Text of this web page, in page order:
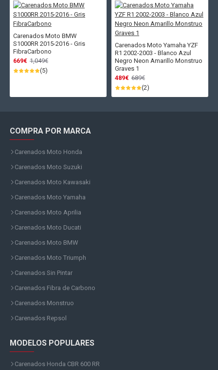
Carenados Moto BMW
S1000RR 2015-2016 - Gris
FibraCarbono
669€ 1,049€
(5)
Carenados Moto Yamaha YZF
R1 2002-2003 - Blanco Azul
Negro Neon Amarillo Monstruo
Graves 1
489€ 689€
(2)
COMPRA POR MARCA
Carenados Moto Honda
Carenados Moto Suzuki
Carenados Moto Kawasaki
Carenados Moto Yamaha
Carenados Moto Aprilia
Carenados Moto Ducati
Carenados Moto BMW
Carenados Moto Triumph
Carenados Sin Pintar
Carenados Fibra de Carbono
Carenados Monstruo
Carenados Repsol
MODELOS POPULARES
Carenados Honda CBR 600 RR